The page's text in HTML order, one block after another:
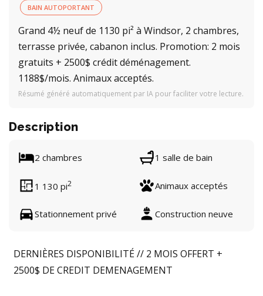
BAIN AUTOPORTANT
Grand 4½ neuf de 1130 pi² à Windsor, 2 chambres,
terrasse privée, cabanon inclus. Promotion: 2 mois
gratuits + 2500$ crédit déménagement.
1188$/mois. Animaux acceptés.
Résumé généré automatiquement par IA pour faciliter votre lecture.
Description
2 chambres 1 salle de bain
1 130 pi2 Animaux acceptés
Stationnement privé Construction neuve
DERNIÈRES DISPONIBILITÉ // 2 MOIS OFFERT +
2500$ DE CREDIT DEMENAGEMENT